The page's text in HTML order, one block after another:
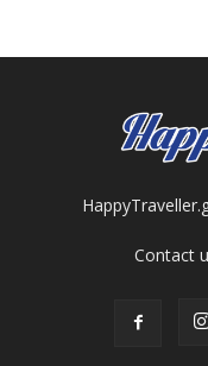
Contact